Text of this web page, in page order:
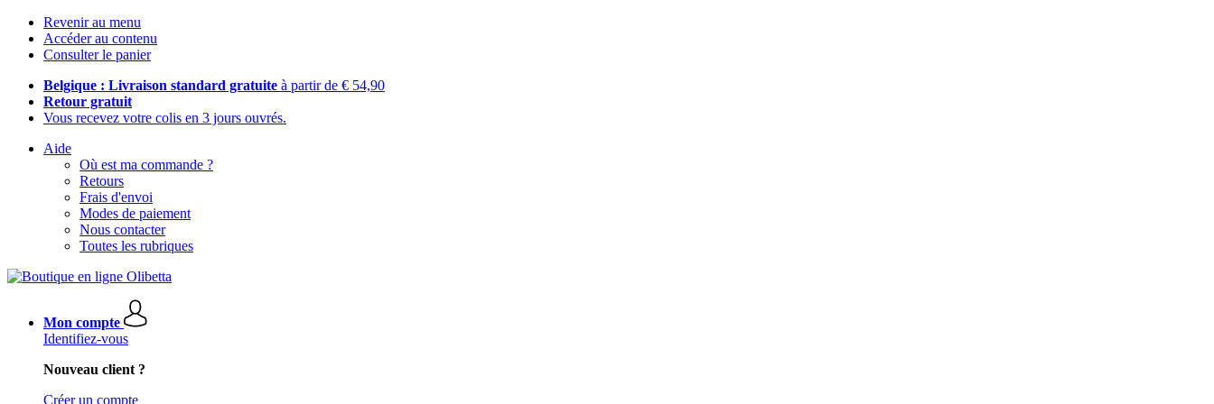
Revenir au menu
Accéder au contenu
Consulter le panier
Belgique : Livraison standard gratuite à partir de € 54,90
Retour gratuit
Vous recevez votre colis en 3 jours ouvrés.
Aide
Où est ma commande ?
Retours
Frais d'envoi
Modes de paiement
Nous contacter
Toutes les rubriques
Mon compte
Identifiez-vous
Nouveau client ?
Créer un compte